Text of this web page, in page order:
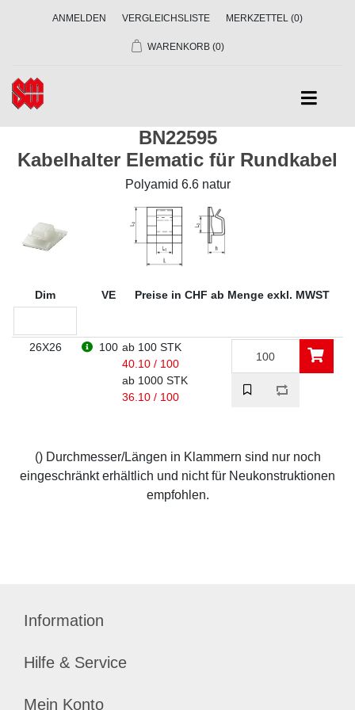
ANMELDEN VERGLEICHSLISTE MERKZETTEL (0)
WARENKORB (0)
BN22595
Kabelhalter Elematic für Rundkabel
Polyamid 6.6 natur
Dim VE Preise in CHF ab Menge exkl. MWST
26X26 100 ab 100 STK
40.10 / 100
ab 1000 STK
36.10 / 100
() Durchmesser/Längen in Klammern sind nur noch
eingeschränkt erhältlich und nicht für Neukonstruktionen
empfohlen.
Information
Hilfe & Service
Mein Konto